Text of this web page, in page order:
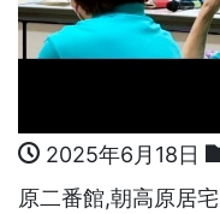
2025年6月18日
原二番館,朝高原居宅